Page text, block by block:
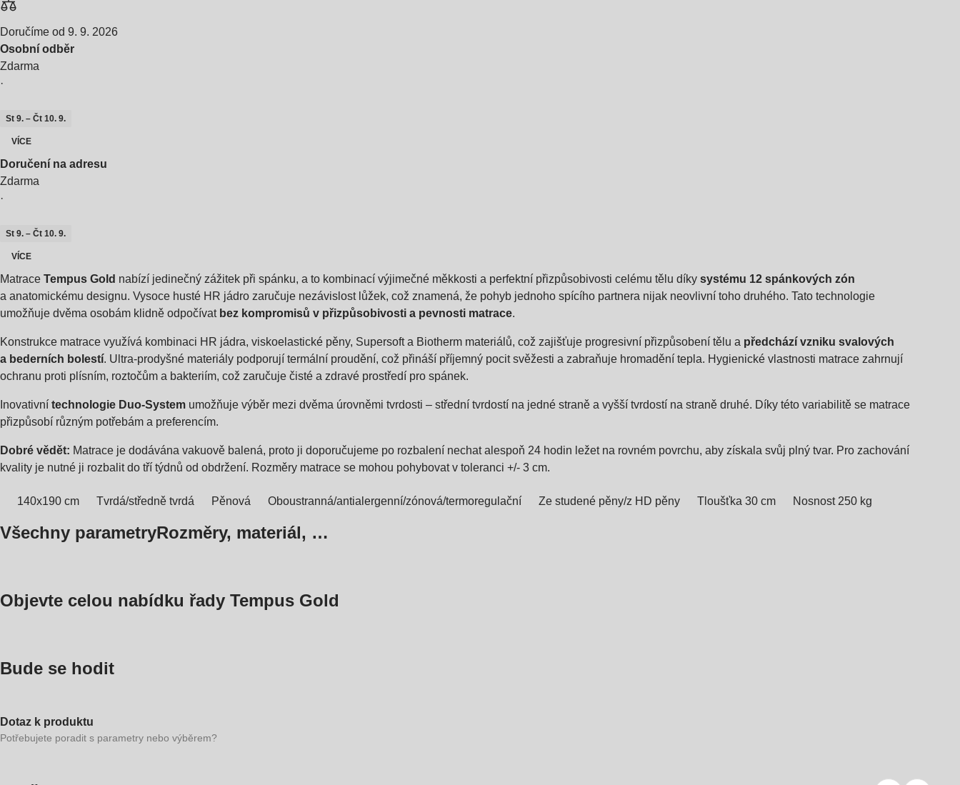
Doručíme od 9. 9. 2026
Osobní odběr
Zdarma
·
St 9. – Čt 10. 9.
VÍCE
Doručení na adresu
Zdarma
·
St 9. – Čt 10. 9.
VÍCE
Matrace Tempus Gold nabízí jedinečný zážitek při spánku, a to kombinací výjimečné měkkosti a perfektní přizpůsobivosti celému tělu díky systému 12 spánkových zón
a anatomickému designu. Vysoce husté HR jádro zaručuje nezávislost lůžek, což znamená, že pohyb jednoho spícího partnera nijak neovlivní toho druhého. Tato technologie
umožňuje dvěma osobám klidně odpočívat bez kompromisů v přizpůsobivosti a pevnosti matrace.
Konstrukce matrace využívá kombinaci HR jádra, viskoelastické pěny, Supersoft a Biotherm materiálů, což zajišťuje progresivní přizpůsobení tělu a předchází vzniku svalových
a bederních bolestí. Ultra-prodyšné materiály podporují termální proudění, což přináší příjemný pocit svěžesti a zabraňuje hromadění tepla. Hygienické vlastnosti matrace zahrnují
ochranu proti plísním, roztočům a bakteriím, což zaručuje čisté a zdravé prostředí pro spánek.
Inovativní technologie Duo-System umožňuje výběr mezi dvěma úrovněmi tvrdosti – střední tvrdostí na jedné straně a vyšší tvrdostí na straně druhé. Díky této variabilitě se matrace
přizpůsobí různým potřebám a preferencím.
Dobré vědět: Matrace je dodávána vakuově balená, proto ji doporučujeme po rozbalení nechat alespoň 24 hodin ležet na rovném povrchu, aby získala svůj plný tvar. Pro zachování
kvality je nutné ji rozbalit do tří týdnů od obdržení. Rozměry matrace se mohou pohybovat v toleranci +/- 3 cm.
140x190 cm Tvrdá/středně tvrdá Pěnová Oboustranná/antialergenní/zónová/termoregulační Ze studené pěny/z HD pěny Tloušťka 30 cm Nosnost 250 kg
Všechny parametryRozměry, materiál, …
Objevte celou nabídku řady Tempus Gold
Bude se hodit
Dotaz k produktu
Potřebujete poradit s parametry nebo výběrem?